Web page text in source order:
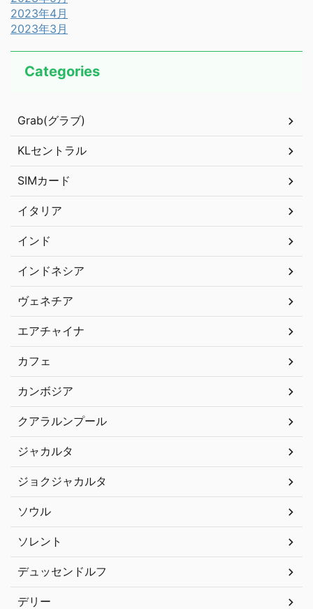
2023年4月
2023年3月
Categories
Grab(グラブ)
KLセントラル
SIMカード
イタリア
インド
インドネシア
ヴェネチア
エアチャイナ
カフェ
カンボジア
クアラルンプール
ジャカルタ
ジョクジャカルタ
ソウル
ソレント
デュッセンドルフ
デリー